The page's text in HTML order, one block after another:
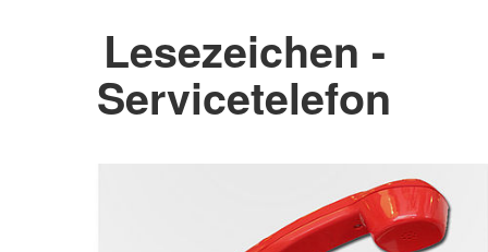
Lesezeichen -
Servicetelefon